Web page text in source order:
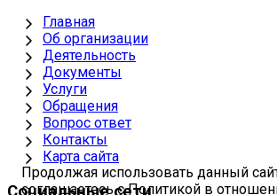
Главная
Об организации
Деятельность
Документы
Услуги
Обращения
Вопрос ответ
Контакты
Карта сайта
Продолжая использовать данный
соглашаетесь с Политикой в